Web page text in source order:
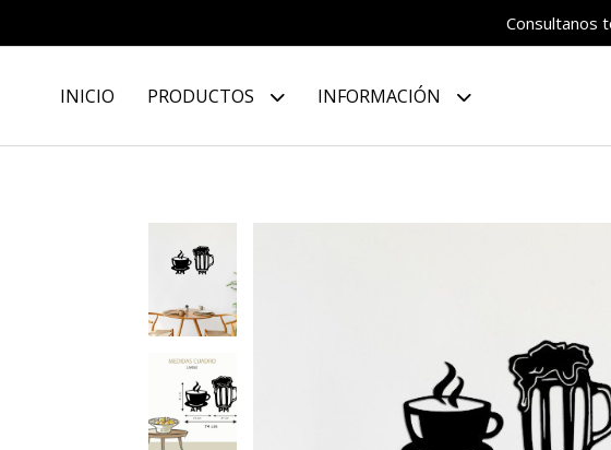
Consultanos
INICIO PRODUCTOS INFORMACIÓN